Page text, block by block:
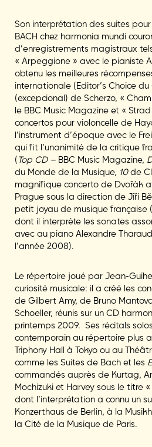
Son interprétation des suites
BACH chez harmonia mundi
d’enregistrements magistraux
« Arpeggione » avec le pianiste
obtenu les meilleures
internationale (Editor’s Choice du
(excepcional) de Scherzo, «
le BBC Music Magazine et «
concertos pour violoncelle de
l’instrument d’époque avec le
qui fit l’unanimité de la critique
(Top CD – BBC Music Magazine,
du Monde de la Musique, 10de
magnifique concerto de Dvořák
Prague sous la direction de Jiří
petit joyau de musique française
dont il interprète les sonates
avec au piano Alexandre
l’année 2008).
Le répertoire joué par Jean-
curiosité musicale: il a créé les
de Gilbert Amy, de Bruno
Schoeller, réunis sur un CD
printemps 2009. Ses récitals
contemporain au répertoire plus
Triphony Hall à Tokyo ou au
comme les Suites de Bach et les
commandés auprès de Kurtag,
Mochizuki et Harvey sous le titre «
dont l’interprétation a connu un
Konzerthaus de Berlin, à la
la Cité de la Musique de Paris.